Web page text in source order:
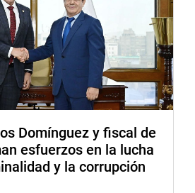
Domínguez y fiscal de
esfuerzos en la lucha
y la corrupción